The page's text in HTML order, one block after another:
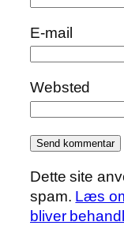
E-mail
Websted
Dette site
spam. Læs
bliver